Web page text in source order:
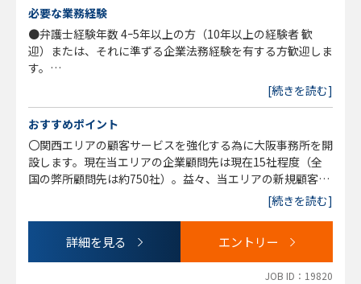
＜弊所全体の体制＞
●企業法務部 中小企業法務全般、契約書、労働問題、倒産
処理、外国人（技能実習・特定技能）
●離婚・相続部 離婚、不貞、相続、遺言、後見
必要な業務経験
●弁護士経験年数 4ｰ5年以上の方（10年以上の経験者 歓
迎）または、それに準ずる企業法務経験を有する方歓迎しま
す。
→中小企業法務全般、使用者側労働、中小企業からご依頼の
民事事件など経験が幅広にある方のフィット感が高いと考え
ていますが、民事家事事件中心で今後企業法務経験を積極的
に積んでいきたい方も歓迎です。
●自分自身で考えて、結論を導き出す方
弊所は、クライアント満足を第一に考えています。質の高い
サービスの提供を目指し、目の前にある問題に対して逃げる
ことなく、自分自身で考えて、自分の力で結論を導き出す、
そんな強い意志を持った方を求めています。
●積極的に事件に向かっていく方
に向かっていく方は、仕事を通して自らも成長できる方だと
[続きを読む]
おすすめポイント
〇関西エリアの顧客サービスを強化する為に大阪事務所を開
設します。現在当エリアの企業顧問先は現在15社程度（全
国の弊所顧問先は約750社）。益々、当エリアの新規顧客に
〇新規開拓や顧客のマーケティングは、事務所としてこれま
ある方もチャレンジください。まずは全社的なマーケティン
グで、実際の顧客面談となった場合に、ご対応いただく流れ
[続きを読む]
詳細を見る エントリー
JOB ID：19820